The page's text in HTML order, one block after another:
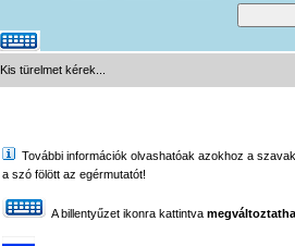
Kis türelmet kérek...
További információk olvashatóak azokhoz a
a szó fölött az egérmutatót!
A billentyűzet ikonra kattintva